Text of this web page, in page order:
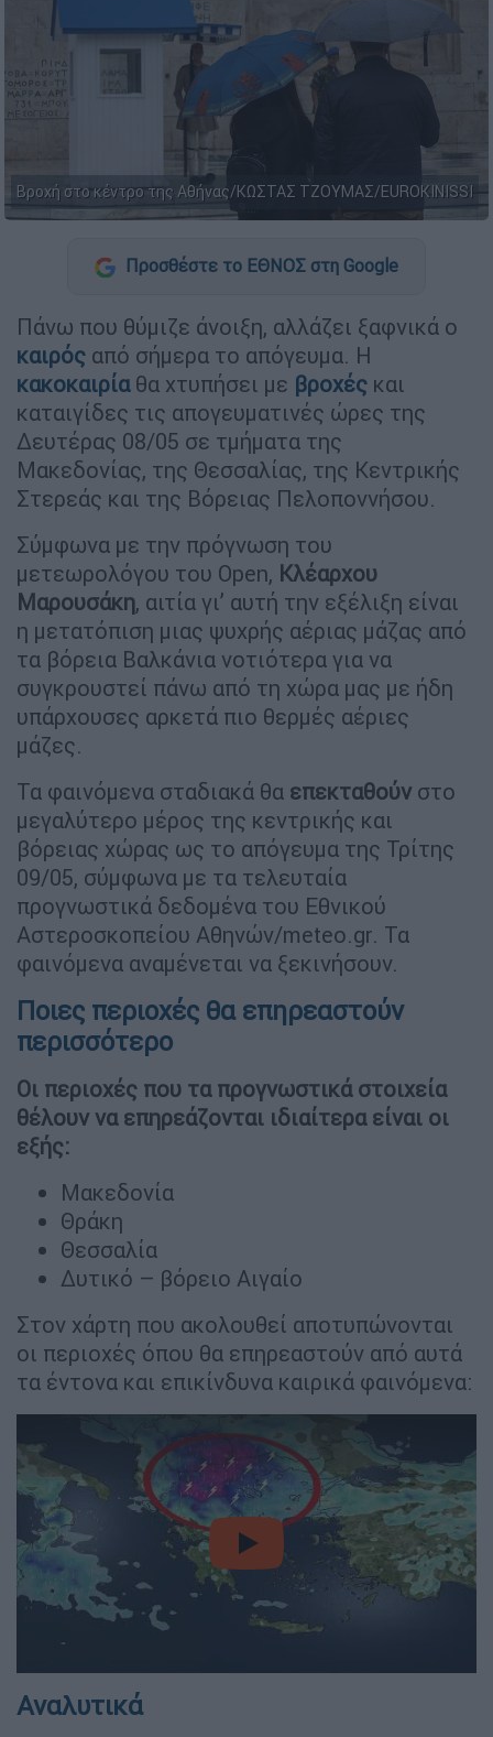
Βροχή στο κέντρο της Αθήνας/ΚΩΣΤΑΣ ΤΖΟΥΜΑΣ/EUROKINISSI
Προσθέστε το ΕΘΝΟΣ στη Google
Πάνω που θύμιζε άνοιξη, αλλάζει ξαφνικά ο
καιρός από σήμερα το απόγευμα. Η
κακοκαιρία θα χτυπήσει με βροχές και
καταιγίδες τις απογευματινές ώρες της
Δευτέρας 08/05 σε τμήματα της
Μακεδονίας, της Θεσσαλίας, της Κεντρικής
Στερεάς και της Βόρειας Πελοποννήσου.
Σύμφωνα με την πρόγνωση του
μετεωρολόγου του Open, Κλέαρχου
Μαρουσάκη, αιτία γι’ αυτή την εξέλιξη είναι
η μετατόπιση μιας ψυχρής αέριας μάζας από
τα βόρεια Βαλκάνια νοτιότερα για να
συγκρουστεί πάνω από τη χώρα μας με ήδη
υπάρχουσες αρκετά πιο θερμές αέριες
μάζες.
Τα φαινόμενα σταδιακά θα επεκταθούν στο
μεγαλύτερο μέρος της κεντρικής και
βόρειας χώρας ως το απόγευμα της Τρίτης
09/05, σύμφωνα με τα τελευταία
προγνωστικά δεδομένα του Εθνικού
Αστεροσκοπείου Αθηνών/meteo.gr. Τα
φαινόμενα αναμένεται να ξεκινήσουν.
Ποιες περιοχές θα επηρεαστούν
περισσότερο
Οι περιοχές που τα προγνωστικά στοιχεία
θέλουν να επηρεάζονται ιδιαίτερα είναι οι
εξής:
Μακεδονία
Θράκη
Θεσσαλία
Δυτικό – βόρειο Αιγαίο
Στον χάρτη που ακολουθεί αποτυπώνονται
οι περιοχές όπου θα επηρεαστούν από αυτά
τα έντονα και επικίνδυνα καιρικά φαινόμενα:
video
Αναλυτικά